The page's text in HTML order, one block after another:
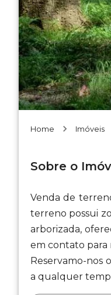
Home Imóveis
Sobre o
Venda de
terreno possui
arborizada,
em contato para
Reservamo-nos
a qualquer